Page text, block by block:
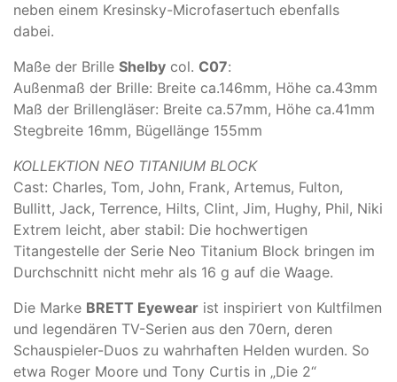
neben einem Kresinsky-Microfasertuch ebenfalls
dabei.
Maße der Brille Shelby col. C07:
Außenmaß der Brille: Breite ca.146mm, Höhe ca.43mm
Maß der Brillengläser: Breite ca.57mm, Höhe ca.41mm
Stegbreite 16mm, Bügellänge 155mm
KOLLEKTION NEO TITANIUM BLOCK
Cast: Charles, Tom, John, Frank, Artemus, Fulton,
Bullitt, Jack, Terrence, Hilts, Clint, Jim, Hughy, Phil, Niki
Extrem leicht, aber stabil: Die hochwertigen
Titangestelle der Serie Neo Titanium Block bringen im
Durchschnitt nicht mehr als 16 g auf die Waage.
Die Marke BRETT Eyewear ist inspiriert von Kultfilmen
und legendären TV-Serien aus den 70ern, deren
Schauspieler-Duos zu wahrhaften Helden wurden. So
etwa Roger Moore und Tony Curtis in „Die 2“